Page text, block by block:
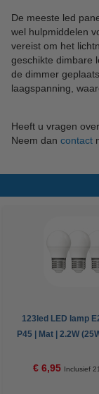
De meeste led
wel hulpmiddelen
vereist om het
geschikte dimbare
de dimmer
laagspanning,
Heeft u vragen
Neem dan contact
123led LED lamp
P45 | Mat | 2.2W
€ 6,95 Inclusief